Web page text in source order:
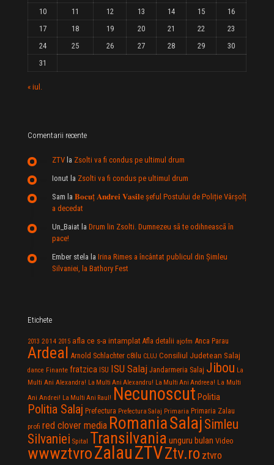
10
11 12 13 14 15
16
17
18 19 20 21 22
23
24
25 26 27 28 29
30
31
« iul.
Comentarii recente
ZTV la Zsolti va fi condus pe ultimul drum
Ionut la Zsolti va fi condus pe ultimul drum
Sam la 𝐁𝐨𝐜𝐮ț 𝐀𝐧𝐝𝐫𝐞𝐢 𝐕𝐚𝐬𝐢𝐥e şeful Postului de Poliție Vârșolț
a decedat
Un_Baiat la Drum lin Zsolti. Dumnezeu sã te odihneascã în
pace!
Ember stela la Irina Rimes a încântat publicul din Şimleu
Silvaniei, la Bathory Fest
Etichete
2013 2014 2015 afla ce s-a intamplat Afla detalii ajofm Anca Parau
Ardeal Arnold Schlachter c8ilu CLUJ Consiliul Judetean Salaj
dance Finante fratzica ISU ISU Salaj Jandarmeria Salaj Jibou La
Multi Ani Alexandra! La Multi Ani Alexandru! La Multi Ani Andreea! La Multi
Ani Andrei! La Multi Ani Raul! Necunoscut Politia
Politia Salaj Prefectura Prefectura Salaj Primaria Primaria Zalau
profi red clover media RomaniaSalaj Simleu
Silvaniei Spital Transilvania unguru bulan Video
wwwztvroZalauZTVZtv.ro ztvro